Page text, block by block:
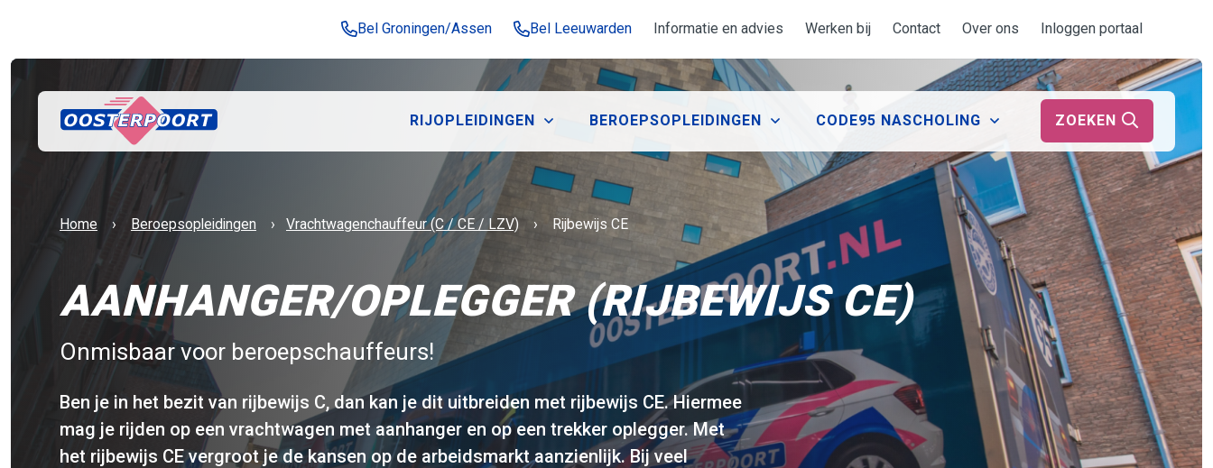
Bel Groningen/Assen Bel Leeuwarden Informatie en advies Werken bij Contact Over ons Inloggen portaal
RIJOPLEIDINGEN BEROEPSOPLEIDINGEN CODE95 NASCHOLING ZOEKEN
Home Beroepsopleidingen ​Vrachtwagenchauffeur (C / CE / LZV) Huidige:
Rijbewijs CE
AANHANGER/OPLEGGER (RIJBEWIJS CE)
Onmisbaar voor beroepschauffeurs!
Ben je in het bezit van rijbewijs C, dan kan je dit uitbreiden met rijbewijs CE. Hiermee
mag je rijden op een vrachtwagen met aanhanger en op een trekker oplegger. Met
het rijbewijs CE vergroot je de kansen op de arbeidsmarkt aanzienlijk. Bij veel